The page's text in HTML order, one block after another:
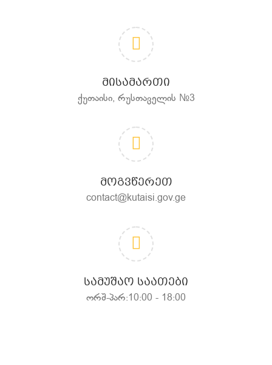
ᲛᲘᲡᲐᲛᲐᲠᲗᲘ
ქუთაისი, რუსთაველის №3
ᲛᲝᲒᲕᲬᲔᲠᲔᲗ
contact@kutaisi.gov.ge
ᲡᲐᲛᲣᲨᲐᲝ ᲡᲐᲐᲗᲔᲑᲘ
ორშ-პარ:10:00 - 18:00